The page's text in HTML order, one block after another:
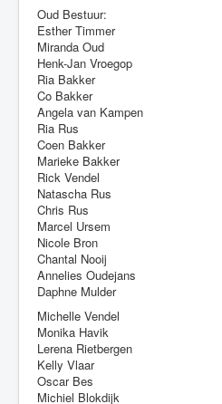
Oud Bestuur:
Esther Timmer
Miranda Oud
Henk-Jan Vroegop
Ria Bakker
Co Bakker
Angela van Kampen
Ria Rus
Coen Bakker
Marieke Bakker
Rick Vendel
Natascha Rus
Chris Rus
Marcel Ursem
Nicole Bron
Chantal Nooij
Annelies Oudejans
Daphne Mulder
Michelle Vendel
Monika Havik
Lerena Rietbergen
Kelly Vlaar
Oscar Bes
Michiel Blokdijk